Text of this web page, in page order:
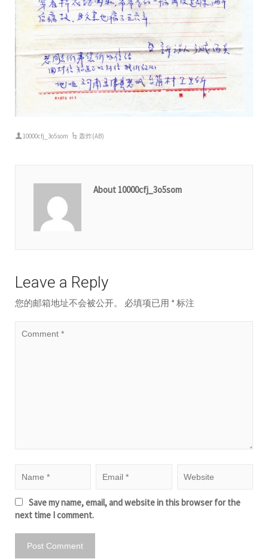
10000cfj_3o5som 轰炸(AB)
About 10000cfj_3o5som
Leave a Reply
您的邮箱地址不会被公开。 必填项已用 *标注
Save my name, email, and website in this browser for the
next time I comment.